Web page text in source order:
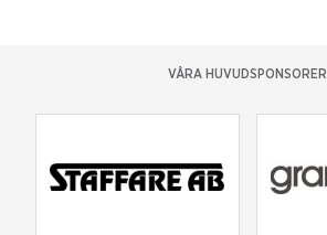
VÅRA HUVUDSPONSORER